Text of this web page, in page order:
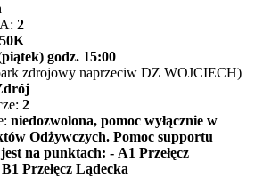
2
50K
godz. 15:00
zdrojowy naprzeciw DZ WOJCIECH)
2
niedozwolona, pomoc wyłącznie w
Odżywczych. Pomoc supportu
na punktach: - A1 Przełęcz
Przełęcz Lądecka